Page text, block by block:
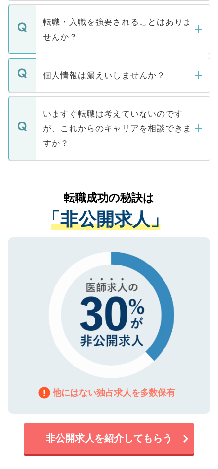
ます。通常、5営業日以内にはご連絡をせて
いただきますので、しばらくお待ちくださ
マイナビDOCTORで取り扱っている求人の
うち約3割は、Webサイトからご覧いただ
けない「非公開求人」です。非公開求人は
下記の理由によって、一般には公開してい
ません。
■応募殺到を避けるため 人気のある医療機
関を公にしてしまうと、応募が殺到する場
に、医療機関が求める条件に合った人材の
みを人材紹介会社に依頼するケースが増え
ています。
転職・入職を強要されることはありま
せんか？
転職・入職を強要することは一切ありませ
ん。また、仮に応募先から内定をいただい
定を承諾する必要はありません。内定先へ
の辞退の連絡はキャリアパートナーが行い
個人情報は漏えいしませんか？
個人情報が漏えいすることはありませんの
で、ご安心ください。当サイトからの登録
などで収集したご登録者様の個人情報は、
ご本人のキャリアアップおよび転職活動の
支援を目的に使用いたします。お預かりし
ているすべての個人データはご本人の許可
は、個人情報の取り扱いについての厳密な
管理基準を満たした事業者のみに付与され
る、プライバシーマークを取得済みです。
で、機密保持に関してもご安心ください。
いますぐ転職は考えていないのです
が、これからのキャリアを相談できま
すか？
かがいして、現在の医療機関の状況や紹介
経験をまじえながら、適切なアドバイスを
させていただきます。すぐにご転職をされ
ない方には、長期的なサポートが可能です
ので、まずはご登録ください。
転職成功の秘訣は
「非公開求人」
他にはない独占求人を多数保有
非公開求人を紹介してもらう